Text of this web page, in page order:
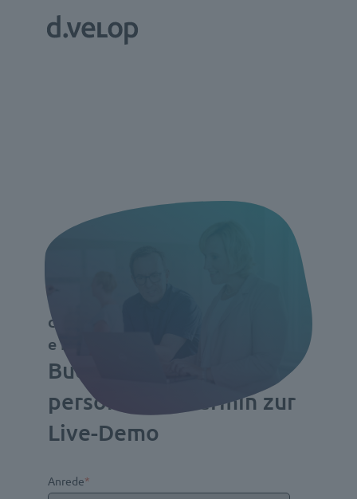
d.velop Software
erleben //
Buchen Sie sich einen
persönlichen Termin zur
Live-Demo
Anrede*